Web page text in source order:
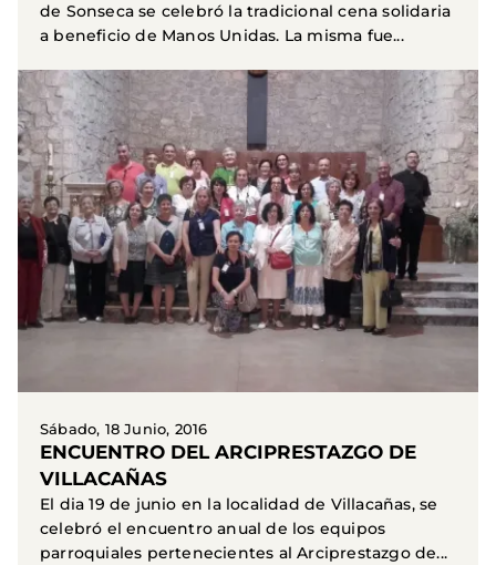
de Sonseca se celebró la tradicional cena solidaria
a beneficio de Manos Unidas. La misma fue...
Sábado, 18 Junio, 2016
ENCUENTRO DEL ARCIPRESTAZGO DE
VILLACAÑAS
El dia 19 de junio en la localidad de Villacañas, se
celebró el encuentro anual de los equipos
parroquiales pertenecientes al Arciprestazgo de...